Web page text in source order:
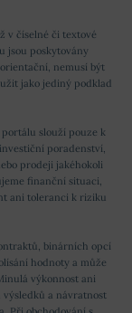
v číselné či textové
jsou poskytovány
nemusí být
jako jediný podklad
slouží pouze k
poradenství,
prodeji jakéhokoli
finanční situaci,
ani toleranci k riziku
binárních opcí
hodnoty a může
výkonnost ani
a návratnost